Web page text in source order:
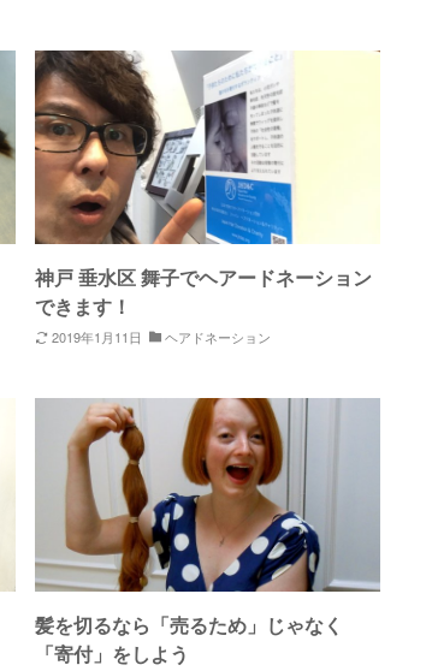
神戸 垂水区 舞子でヘアードネーション
できます！
2019年1月11日 ヘアドネーション
髪を切るなら「売るため」じゃなく
「寄付」をしよう